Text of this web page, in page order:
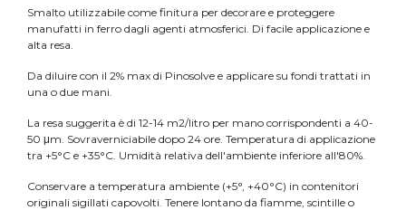
Smalto utilizzabile come finitura per decorare e proteggere
manufatti in ferro dagli agenti atmosferici. Di facile applicazione e
alta resa.
Da diluire con il 2% max di Pinosolve e applicare su fondi trattati in
una o due mani.
La resa suggerita è di 12-14 m2/litro per mano corrispondenti a 40-
50 μm. Sovraverniciabile dopo 24 ore. Temperatura di applicazione
tra +5°C e +35°C. Umidità relativa dell'ambiente inferiore all'80%.
Conservare a temperatura ambiente (+5°, +40°C) in contenitori
originali sigillati capovolti. Tenere lontano da fiamme, scintille o